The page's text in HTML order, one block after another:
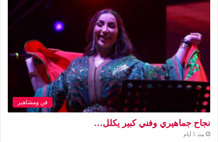
فن ومشاهير
نجاح جماهيري وفني كبير يكلل…
منذ 5 أيام